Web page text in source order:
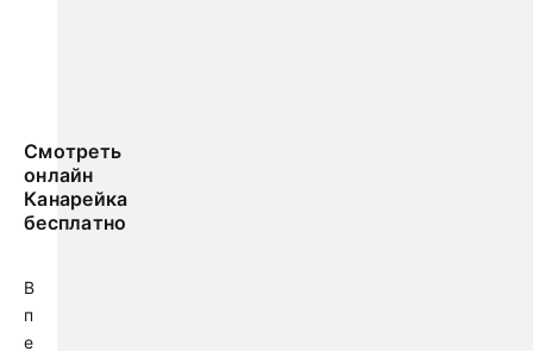
Смотреть
онлайн
Канарейка
бесплатно
В
п
е